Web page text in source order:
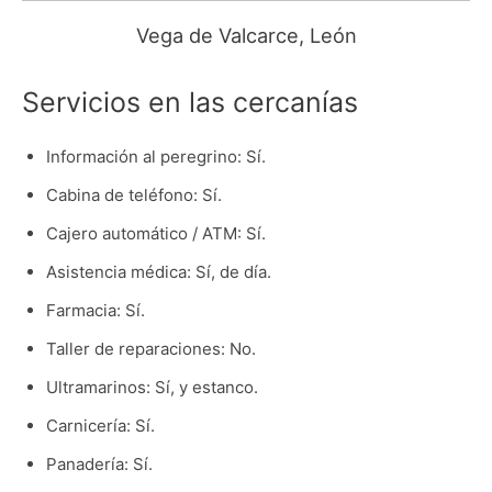
Vega de Valcarce, León
Servicios en las cercanías
Información al peregrino: Sí.
Cabina de teléfono: Sí.
Cajero automático / ATM: Sí.
Asistencia médica: Sí, de día.
Farmacia: Sí.
Taller de reparaciones: No.
Ultramarinos: Sí, y estanco.
Carnicería: Sí.
Panadería: Sí.